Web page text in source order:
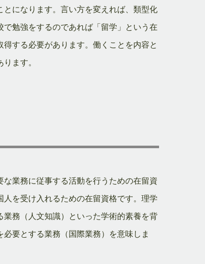
になります。言い方を変えれば、類型化
勉強をするのであれば「留学」という在
する必要があります。働くことを内容と
ます。
業務に従事する活動を行うための在留資
を受け入れるための在留資格です。理学
務（人文知識）といった学術的素養を背
要とする業務（国際業務）を意味しま